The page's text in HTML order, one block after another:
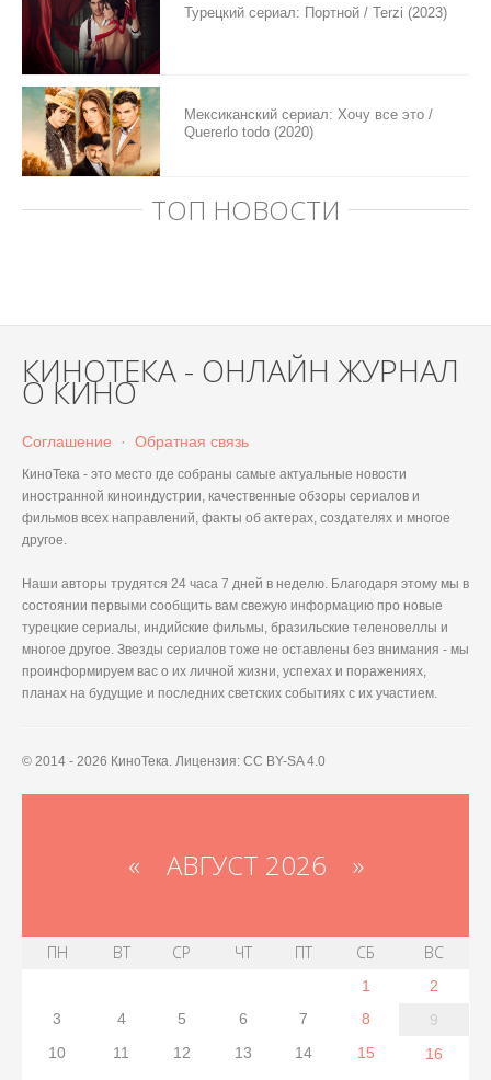
Турецкий сериал: Портной / Terzi (2023)
Мексиканский сериал: Хочу все это /
Quererlo todo (2020)
ТОП НОВОСТИ
КИНОТЕКА - ОНЛАЙН ЖУРНАЛ
О КИНО
Соглашение · Обратная связь
КиноТека - это место где собраны самые актуальные новости
иностранной киноиндустрии, качественные обзоры сериалов и
фильмов всех направлений, факты об актерах, создателях и многое
другое.
Наши авторы трудятся 24 часа 7 дней в неделю. Благодаря этому мы в
состоянии первыми сообщить вам свежую информацию про новые
турецкие сериалы, индийские фильмы, бразильские теленовеллы и
многое другое. Звезды сериалов тоже не оставлены без внимания - мы
проинформируем вас о их личной жизни, успехах и поражениях,
планах на будущие и последних светских событиях с их участием.
© 2014 - 2026 КиноТека. Лицензия: CC BY-SA 4.0
« АВГУСТ 2026 »
ПН ВТ СР ЧТ ПТ СБ ВС
1
2
3
4 5 6 7 8
9
10
11 12 13 14 15
16